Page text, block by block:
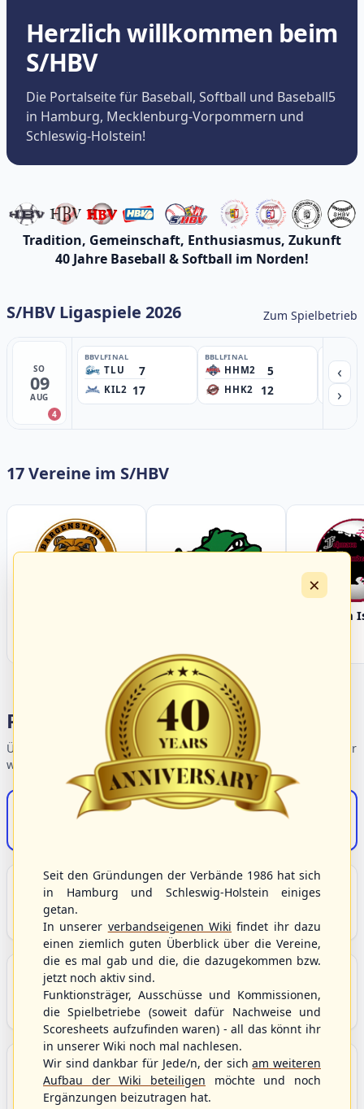
Herzlich willkommen beim
S/HBV
Die Portalseite für Baseball, Softball und Baseball5
in Hamburg, Mecklenburg-Vorpommern und
Schleswig-Holstein!
Tradition, Gemeinschaft, Enthusiasmus, Zukunft
40 Jahre Baseball & Softball im Norden!
S/HBV Ligaspiele 2026 Zum Spielbetrieb
SO
09
AUG
4
BBVLFINAL
TLU 7
KIL2 17
BBLLFINAL
HHM2 5
HHK2 12
‹
›
17 Vereine im S/HBV
Fehmarn
Portalbereiche
Übersicht der Verbandsbereiche – wählen Sie einen Einstieg für
weiterführende Informationen.
S/HBV-Shop
Unser Sport
Grundlagen und Hintergründe zu Baseball, Softball
und Baseball5.
Berichte und Neuigkeiten
Aktuelle Meldungen, Berichte und Nachrichten aus
dem S/HBV, Deutschland und der Welt.
Aktuelle und anstehende Livestreams
Übersicht aller aktuell angebotenen Livestreams für
Baseball, Softball und Baseball5.
×
Seit den Gründungen der Verbände 1986 hat sich
in Hamburg und Schleswig-Holstein einiges
getan.
In unserer verbandseigenen Wiki findet ihr dazu
einen ziemlich guten Überblick über die Vereine,
die es mal gab und die, die dazugekommen bzw.
jetzt noch aktiv sind.
Funktionsträger, Ausschüsse und Kommissionen,
die Spielbetriebe (soweit dafür Nachweise und
Scoresheets aufzufinden waren) - all das könnt ihr
in unserer Wiki noch mal nachlesen.
Wir sind dankbar für Jede/n, der sicham weiteren
Aufbau der Wiki beteiligen möchte und noch
Ergänzungen beizutragen hat.